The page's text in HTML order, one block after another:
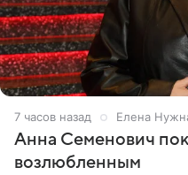
7 часов назад Елена
Анна Семенович
возлюбленным